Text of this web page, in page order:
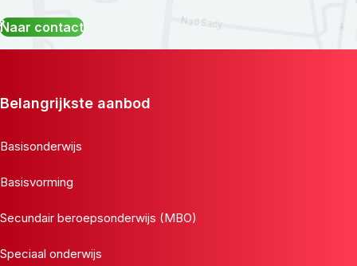
Naar contact
Belangrijkste aanbod
Basisonderwijs
Basisvorming
Secundair beroepsonderwijs (MBO)
Speciaal onderwijs